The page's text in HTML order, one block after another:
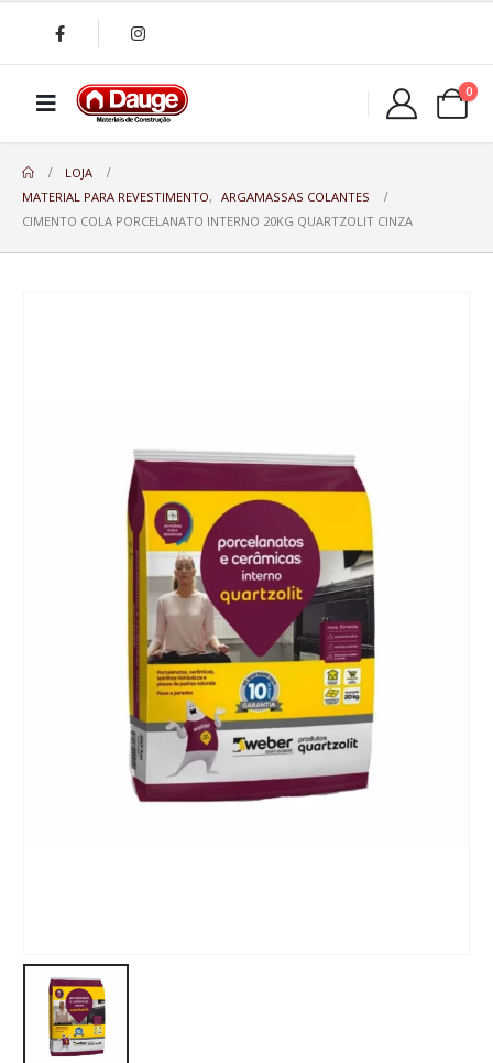
0
LOJA
MATERIAL PARA REVESTIMENTO, ARGAMASSAS COLANTES
CIMENTO COLA PORCELANATO INTERNO 20KG QUARTZOLIT CINZA